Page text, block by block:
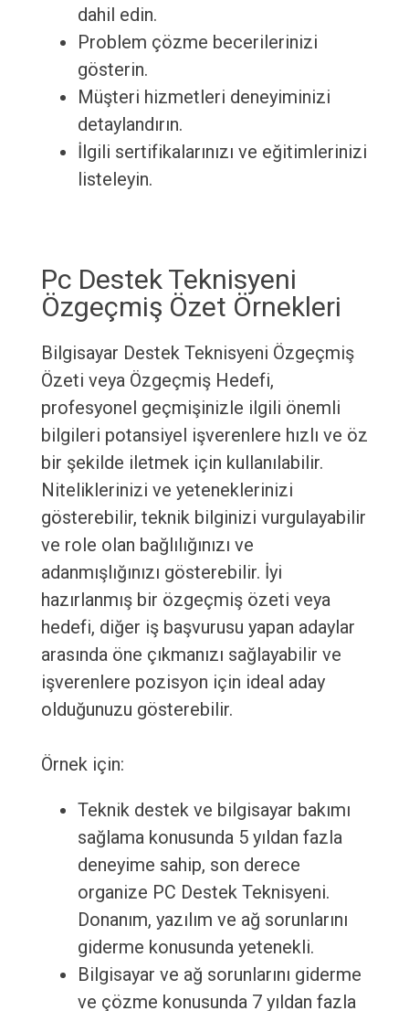
dahil edin.
Problem çözme becerilerinizi
gösterin.
Müşteri hizmetleri deneyiminizi
detaylandırın.
İlgili sertifikalarınızı ve eğitimlerinizi
listeleyin.
Pc Destek Teknisyeni
Özgeçmiş Özet Örnekleri
Bilgisayar Destek Teknisyeni Özgeçmiş
Özeti veya Özgeçmiş Hedefi,
profesyonel geçmişinizle ilgili önemli
bilgileri potansiyel işverenlere hızlı ve öz
bir şekilde iletmek için kullanılabilir.
Niteliklerinizi ve yeteneklerinizi
gösterebilir, teknik bilginizi vurgulayabilir
ve role olan bağlılığınızı ve
adanmışlığınızı gösterebilir. İyi
hazırlanmış bir özgeçmiş özeti veya
hedefi, diğer iş başvurusu yapan adaylar
arasında öne çıkmanızı sağlayabilir ve
işverenlere pozisyon için ideal aday
olduğunuzu gösterebilir.
Örnek için:
Teknik destek ve bilgisayar bakımı
sağlama konusunda 5 yıldan fazla
deneyime sahip, son derece
organize PC Destek Teknisyeni.
Donanım, yazılım ve ağ sorunlarını
giderme konusunda yetenekli.
Bilgisayar ve ağ sorunlarını giderme
ve çözme konusunda 7 yıldan fazla